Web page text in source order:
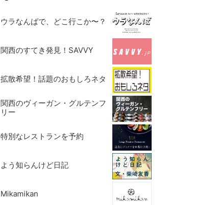
ウラなんばで、どこ行こか〜？
関西のすてき発見！SAVVY
拡散希望！話題のおもしろネタ
関西のヴィーガン・グルテンフ
リー
特別なレストランを予約
よう知らんけど日記
Mikamikan